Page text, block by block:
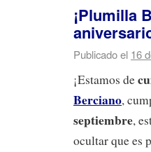
¡Plumilla
Publicado el 16
¡Estamos de
Berciano,
septiembre,
ocultar que es